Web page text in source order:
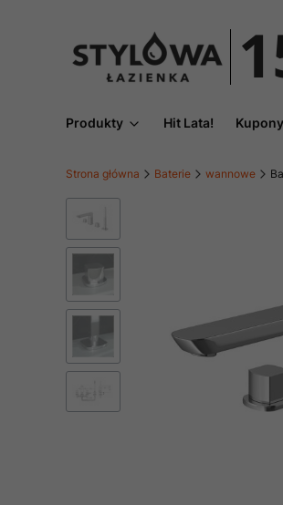
Produkty Hit Lata!
Strona główna Baterie wannowe